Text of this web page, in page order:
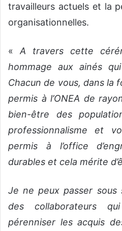
travailleurs actuels et la
organisationnelles.
« A travers cette
hommage aux ainés
Chacun de vous, dans la
permis à l’ONEA de
bien-être des
professionnalisme et
permis à l’office
durables et cela mérite
Je ne peux passer sous
des collaborateurs
pérenniser les acquis